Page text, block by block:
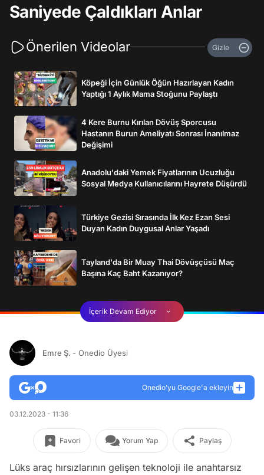
Saniyede Çaldıkları Anlar
Önerilen Videolar Gizle
Köpeği İçin Günlük Öğün Hazırlayan Kadın
Yaptığı 1 Aylık Mama Stoğunu Paylaştı
4 Kere Burnu Kırılan Dövüş Sporcusu
Hastanın Burun Ameliyatı Sonrası İnanılmaz
Değişimi
Anadolu'daki Yemek Fiyatlarının Ucuzluğu
Sosyal Medya Kullanıcılarını Hayrete Düşürdü
Türkiye Gezisi Sırasında İlk Kez Ezan Sesi
Duyan Kadın Duygusal Anlar Yaşadı
Tayland'da Bir Muay Thai Dövüşçüsü Maç
Başına Kaç Baht Kazanıyor?
İçerik Devam Ediyor
Emre Ş. - Onedio Üyesi
Onedio’yu Google'a ekleyin
03.12.2023 - 11:36
Favori Yorum Yap Paylaş
Lüks araç hırsızlarının gelişen teknoloji ile anahtarsız